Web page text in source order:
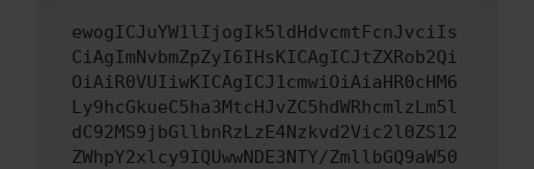
ewogICJuYW1lIjogIk5ldHdvcmtFcnJvciIs
CiAgImNvbmZpZyI6IHsKICAgICJtZXRob2Qi
OiAiR0VUIiwKICAgICJ1cmwiOiAiaHR0cHM6
Ly9hcGkueC5ha3MtcHJvZC5hdWRhcmlzLm5l
dC92MS9jbGllbnRzLzE4Nzkvd2Vic2l0ZS12
ZWhpY2xlcy9IQUwwNDE3NTY/ZmllbGQ9aW50